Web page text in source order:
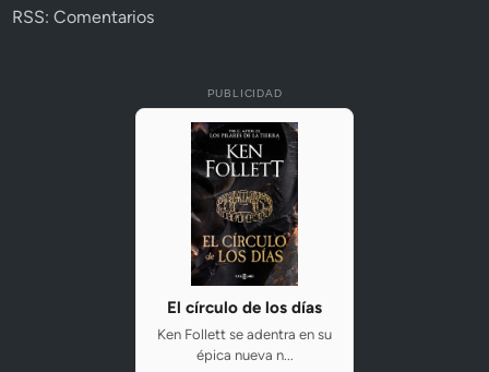
RSS: Comentarios
PUBLICIDAD
El círculo de los días
Ken Follett se adentra en su
épica nueva n...